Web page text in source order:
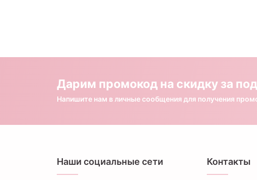
Дарим промокод на скидку за
Напишите нам в личные сообщения для получения
Наши социальные сети Контакты